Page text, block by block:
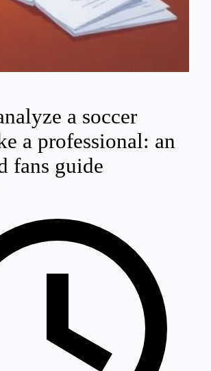
a soccer
a professional: an
fans guide